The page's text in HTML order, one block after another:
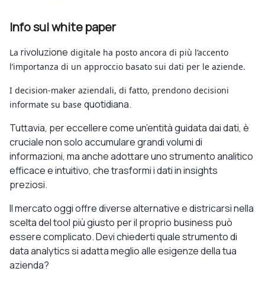
Info sul white paper
La rivoluzione digitale ha posto ancora di più l’accento
l’importanza di un approccio basato sui dati per le aziende.
I decision-maker aziendali, di fatto, prendono decisioni
informate su base quotidiana.
Tuttavia, per eccellere come un’entità guidata dai dati, è
cruciale non solo accumulare grandi volumi di
informazioni, ma anche adottare uno strumento analitico
efficace e intuitivo, che trasformi i dati in insights
preziosi.
Il mercato oggi offre diverse alternative e districarsi nella
scelta del tool più giusto per il proprio business può
essere complicato. Devi chiederti quale strumento di
data analytics si adatta meglio alle esigenze della tua
azienda?